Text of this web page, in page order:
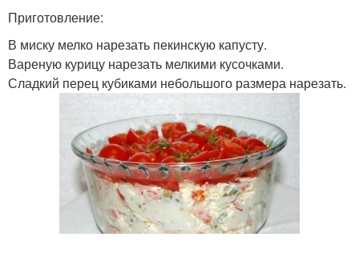
Приготовление:
В миску мелко нарезать пекинскую капусту.
Вареную курицу нарезать мелкими кусочками.
Сладкий перец кубиками небольшого размера нарезать.